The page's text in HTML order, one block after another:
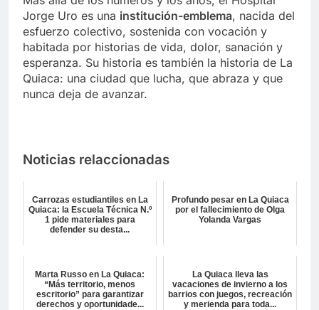
Jorge Uro es una institución-emblema, nacida del
esfuerzo colectivo, sostenida con vocación y
habitada por historias de vida, dolor, sanación y
esperanza. Su historia es también la historia de La
Quiaca: una ciudad que lucha, que abraza y que
nunca deja de avanzar.
Noticias relaccionadas
Carrozas estudiantiles en La
Quiaca: la Escuela Técnica N.º
1 pide materiales para
defender su desta...
Profundo pesar en La Quiaca
por el fallecimiento de Olga
Yolanda Vargas
Marta Russo en La Quiaca:
“Más territorio, menos
escritorio” para garantizar
derechos y oportunidade...
La Quiaca lleva las
vacaciones de invierno a los
barrios con juegos, recreación
y merienda para toda...